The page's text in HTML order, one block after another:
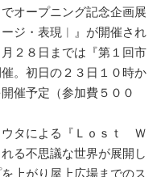
オープニング記念企画展
ジ・表現︱』が開催され
２８日までは『第１回市
。初日の２３日１０時か
催予定（参加費５００
タによる『Ｌｏｓｔ Ｗ
る不思議な世界が展開し
上がり屋上広場までのス